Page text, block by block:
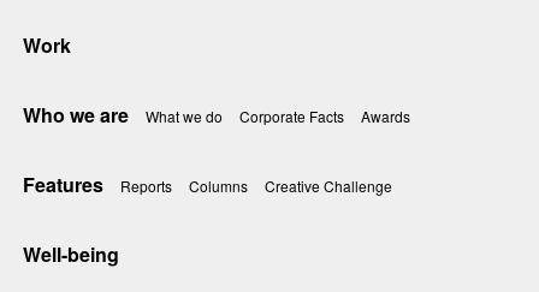
Work
Who we are What we do Corporate Facts Awards
Features Reports Columns Creative Challenge
Well-being